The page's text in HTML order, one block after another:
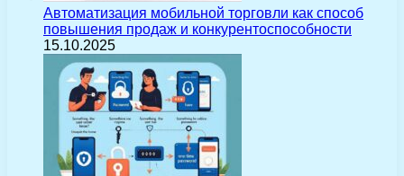
Автоматизация мобильной торговли как способ
повышения продаж и конкурентоспособности
15.10.2025